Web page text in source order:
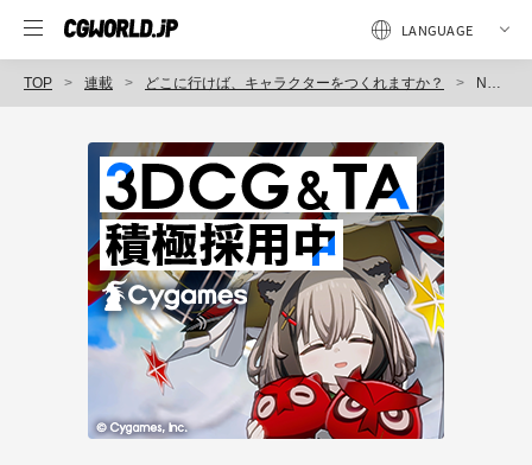
TOP 連載 どこに行けば、キャラクターをつくれますか？ No.10（後編）＞＞バンダイナムコスタジオ